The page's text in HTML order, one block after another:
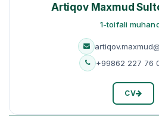
Artiqov Maxmud
1-toifali
+99862 227 76
CV